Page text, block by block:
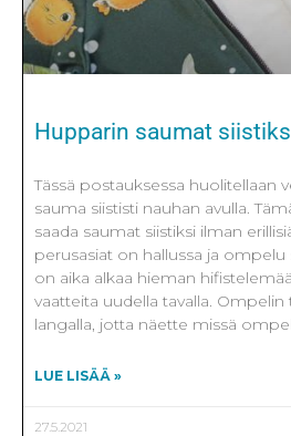
Hupparin saumat
Tässä postauksessa huolitellaan
sauma siististi nauhan avulla.
saada saumat siistiksi ilman
perusasiat on hallussa ja ompelu
on aika alkaa hieman
vaatteita uudella tavalla.
langalla, jotta näette missä
LUE LISÄÄ »
27.5.2021